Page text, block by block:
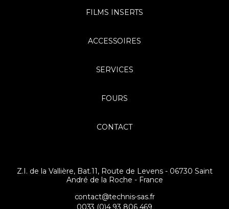
FILMS INSERTS
ACCESSOIRES
SERVICES
FOURS
CONTACT
Z.I. de la Vallière, Bat.11, Route de Levens - 06730 Saint
André de la Roche - France
contact@technis-sas.fr
0033 (0)4 93 806 469